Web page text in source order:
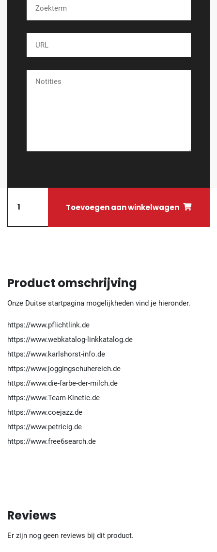
Toevoegen aan winkelwagen
Product omschrijving
Onze Duitse startpagina mogelijkheden vind je hieronder.
https://www.pflichtlink.de
https://www.webkatalog-linkkatalog.de
https://www.karlshorst-info.de
https://www.joggingschuhereich.de
https://www.die-farbe-der-milch.de
https://www.Team-Kinetic.de
https://www.coejazz.de
https://www.petricig.de
https://www.free6search.de
Reviews
Er zijn nog geen reviews bij dit product.